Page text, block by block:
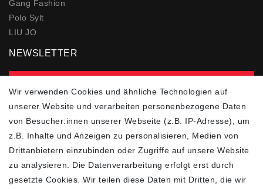
Gang Fashion
Polo Sylt
LIU JO
NEWSLETTER
FOLGEN SIE UNS
ZAHLUNGSARTEN
SCHNELLER UND
KOSTENLOSER
Wir verwenden Cookies und ähnliche Technologien auf
unserer Website und verarbeiten personenbezogene Daten
von Besucher:innen unserer Webseite (z.B. IP-Adresse), um
z.B. Inhalte und Anzeigen zu personalisieren, Medien von
Drittanbietern einzubinden oder Zugriffe auf unsere Website
zu analysieren. Die Datenverarbeitung erfolgt erst durch
gesetzte Cookies. Wir teilen diese Daten mit Dritten, die wir